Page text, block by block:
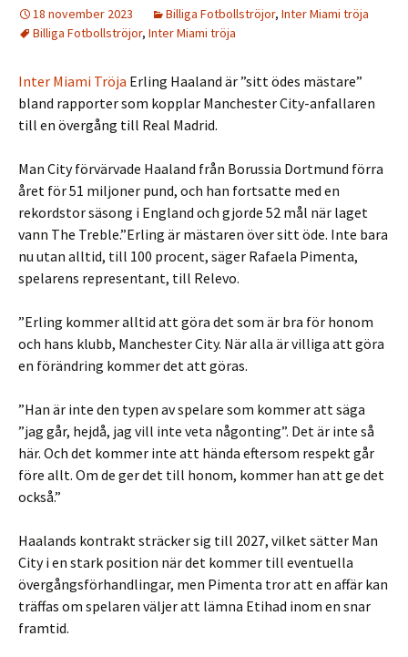
18 november 2023 Billiga Fotbollströjor, Inter Miami tröja
Billiga Fotbollströjor, Inter Miami tröja
Inter Miami Tröja Erling Haaland är ”sitt ödes mästare”
bland rapporter som kopplar Manchester City-anfallaren
till en övergång till Real Madrid.
Man City förvärvade Haaland från Borussia Dortmund förra
året för 51 miljoner pund, och han fortsatte med en
rekordstor säsong i England och gjorde 52 mål när laget
vann The Treble.”Erling är mästaren över sitt öde. Inte bara
nu utan alltid, till 100 procent, säger Rafaela Pimenta,
spelarens representant, till Relevo.
”Erling kommer alltid att göra det som är bra för honom
och hans klubb, Manchester City. När alla är villiga att göra
en förändring kommer det att göras.
”Han är inte den typen av spelare som kommer att säga
”jag går, hejdå, jag vill inte veta någonting”. Det är inte så
här. Och det kommer inte att hända eftersom respekt går
före allt. Om de ger det till honom, kommer han att ge det
också.”
Haalands kontrakt sträcker sig till 2027, vilket sätter Man
City i en stark position när det kommer till eventuella
övergångsförhandlingar, men Pimenta tror att en affär kan
träffas om spelaren väljer att lämna Etihad inom en snar
framtid.